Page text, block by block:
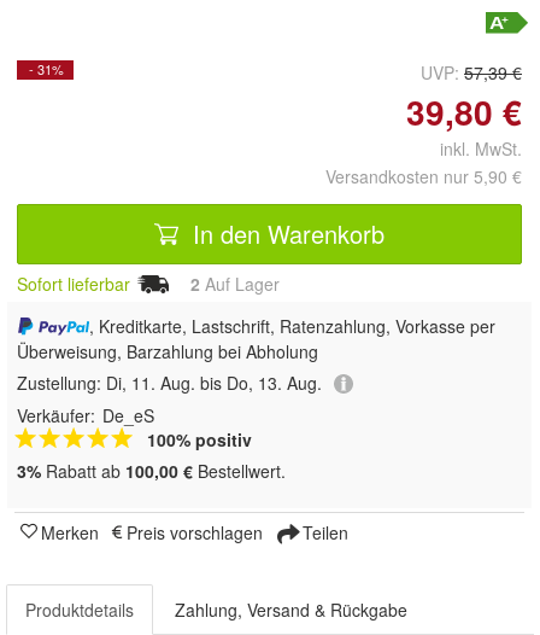
- 31% UVP: 57,39 €
39,80 €
inkl. MwSt.
Versandkosten nur 5,90 €
In den Warenkorb
Sofort lieferbar 2 Auf Lager
, Kreditkarte, Lastschrift, Ratenzahlung, Vorkasse per
Überweisung, Barzahlung bei Abholung
Zustellung: Di, 11. Aug. bis Do, 13. Aug.
Verkäufer: De_eS
100% positiv
3% Rabatt ab 100,00 € Bestellwert.
Merken Preis vorschlagen Teilen
Produktdetails Zahlung, Versand & Rückgabe